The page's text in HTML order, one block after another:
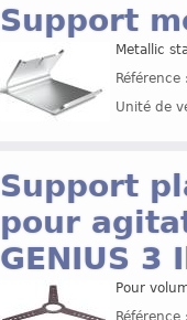
Support
Metallic
Unité de
Support
pour
GENIUS 3
Pour